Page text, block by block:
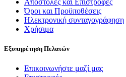
Αποστολές και Επιστροφές
Όροι και Προϋποθέσεις
Ηλεκτρονική συνταγογράφηση
Χρήσιμα
Εξυπηρέτηση Πελατών
Επικοινωνήστε μαζί μας